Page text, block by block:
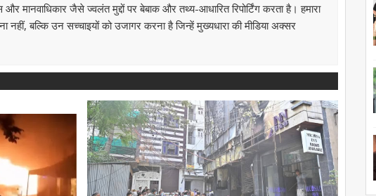
और मानवाधिकार जैसे ज्वलंत मुद्दों पर बेबाक और तथ्य-आधारित रिपोर्टिंग करता है। हमारा
नहीं, बल्कि उन सच्चाइयों को उजागर करना है जिन्हें मुख्यधारा की मीडिया अक्सर